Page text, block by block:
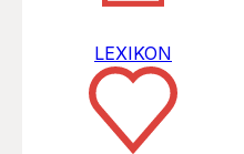
LEXIKON